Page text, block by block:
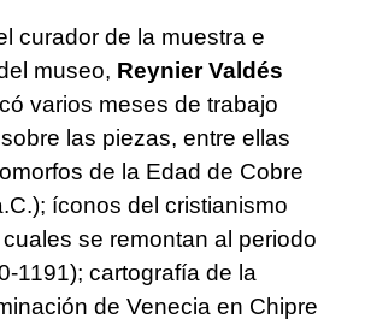
curador de la muestra e
museo, Reynier Valdés
varios meses de trabajo
las piezas, entre ellas
de la Edad de Cobre
íconos del cristianismo
se remontan al periodo
1191); cartografía de la
de Venecia en Chipre